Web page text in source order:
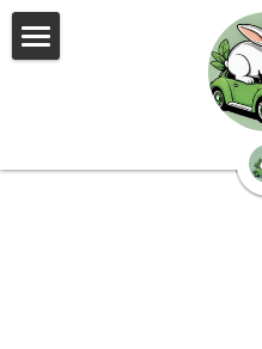
🌳株式会社 kibi🦉（
📰kibi log（ブログ）
🏢会社概要・プライ
ストア
すべてのカテゴリー
ブログ